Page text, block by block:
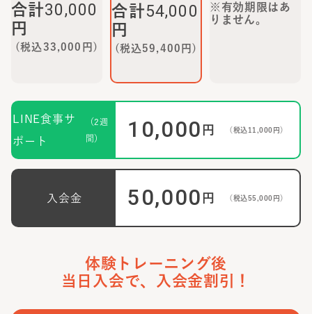
合計30,000
円
(税込33,000 円)
合計54,000
円
(税込59,400 円)
※有効期限はあ
りません。
LINE食事サ
ポート
（2週
間）
10,000 円 （税込 11,000 円）
入会金 50,000 円 （税込55,000 円）
体験トレーニング後
当日入会で、入会金割引！